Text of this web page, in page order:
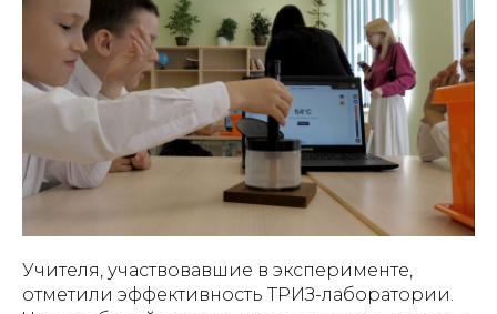
Учителя, участвовавшие в эксперименте,
отметили эффективность ТРИЗ-лаборатории.